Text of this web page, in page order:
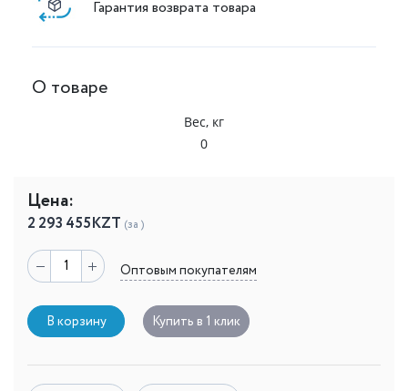
Гарантия возврата товара
О товаре
Вес, кг
0
Цена:
2 293 455KZT (за )
Оптовым покупателям
В корзину Купить в 1 клик